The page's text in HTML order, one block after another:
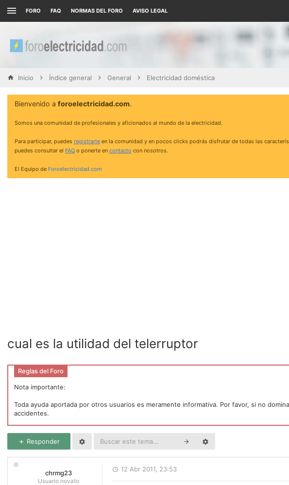
FORO FAQ NORMAS DEL FORO AVISO LEGAL
Inicio Índice general General Electricidad doméstica
Bienvenido a foroelectricidad.com.
Somos una comunidad de profesionales y aficionados al mundo de la electricidad.
Para participar, puedes registrarte en la comunidad y en pocos clicks podrás disfrutar de todas las
puedes consultar el FAQ o ponerte en contacto con nosotros.
El Equipo de Foroelectricidad.com
cual es la utilidad del telerruptor
Reglas del Foro
Nota importante:
Toda ayuda aportada por otros usuarios es meramente informativa. Por favor, si no
accidentes.
Responder
chrmg23
Usuario novato
12 Abr 2011, 23:53